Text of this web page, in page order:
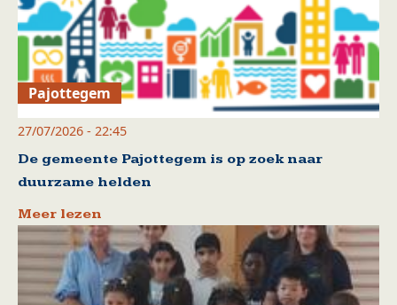
Pajottegem
27/07/2026 - 22:45
De gemeente Pajottegem is op zoek naar
duurzame helden
Meer lezen